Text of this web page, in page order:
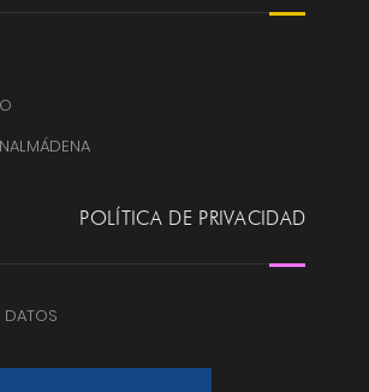
POLÍTICA DE PRIVACIDAD
DATOS